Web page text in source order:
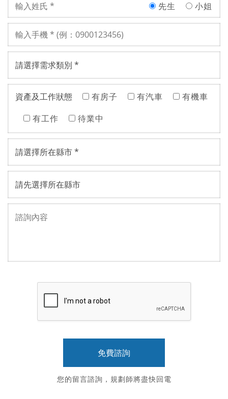
先生 小姐
資產及工作狀態 有房子 有汽車
有機車
有工作
待業中
您的留言諮詢，規劃師將盡快回電